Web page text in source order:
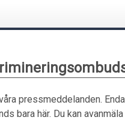
pressmeddelanden.
bara här. Du kan